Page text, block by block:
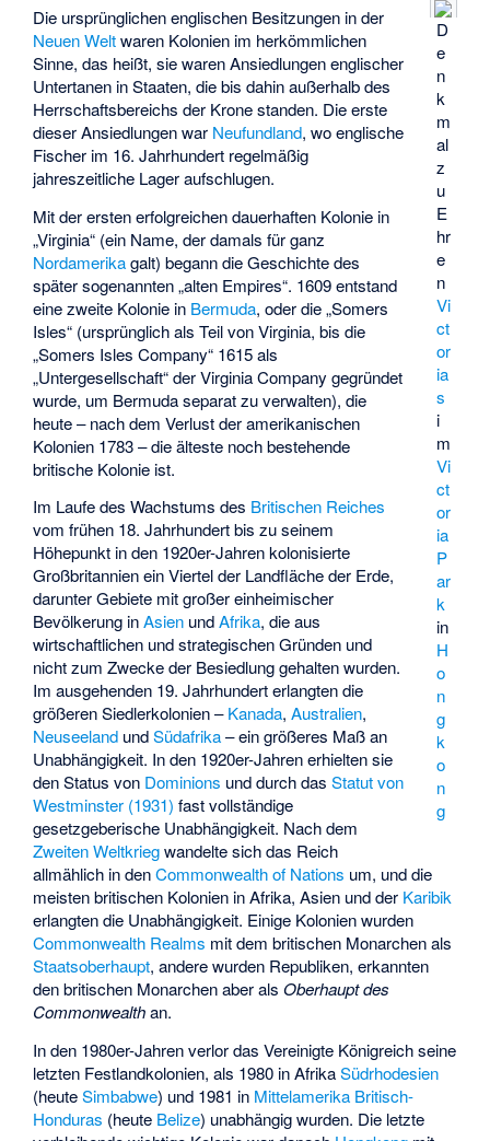
D
e
n
k
m
al
z
u
E
hr
e
n
Vi
ct
or
ia
s
i
m
Vi
ct
or
ia
P
ar
k
in
H
o
n
g
k
o
n
g
Die ursprünglichen englischen Besitzungen in der
Neuen Weltwaren Kolonien im herkömmlichen
Sinne, das heißt, sie waren Ansiedlungen englischer
Untertanen in Staaten, die bis dahin außerhalb des
Herrschaftsbereichs der Krone standen. Die erste
dieser Ansiedlungen war Neufundland, wo englische
Fischer im 16. Jahrhundert regelmäßig
jahreszeitliche Lager aufschlugen.
Mit der ersten erfolgreichen dauerhaften Kolonie in
„Virginia“ (ein Name, der damals für ganz
Nordamerikagalt) begann die Geschichte des
später sogenannten „alten Empires“. 1609 entstand
eine zweite Kolonie in Bermuda, oder die „Somers
Isles“ (ursprünglich als Teil von Virginia, bis die
„Somers Isles Company“ 1615 als
„Untergesellschaft“ der Virginia Company gegründet
wurde, um Bermuda separat zu verwalten), die
heute – nach dem Verlust der amerikanischen
Kolonien 1783 – die älteste noch bestehende
britische Kolonie ist.
Im Laufe des Wachstums des Britischen Reiches
vom frühen 18. Jahrhundert bis zu seinem
Höhepunkt in den 1920er-Jahren kolonisierte
Großbritannien ein Viertel der Landfläche der Erde,
darunter Gebiete mit großer einheimischer
Bevölkerung inAsien undAfrika, die aus
wirtschaftlichen und strategischen Gründen und
nicht zum Zwecke der Besiedlung gehalten wurden.
Im ausgehenden 19. Jahrhundert erlangten die
größeren Siedlerkolonien –Kanada,Australien,
Neuseeland undSüdafrika– ein größeres Maß an
Unabhängigkeit. In den 1920er-Jahren erhielten sie
den Status von Dominions und durch dasStatut von
Westminster (1931) fast vollständige
gesetzgeberische Unabhängigkeit. Nach dem
Zweiten Weltkriegwandelte sich das Reich
allmählich in denCommonwealth of Nations um, und die
meisten britischen Kolonien in Afrika, Asien und der Karibik
erlangten die Unabhängigkeit. Einige Kolonien wurden
Commonwealth Realms mit dem britischen Monarchen als
Staatsoberhaupt, andere wurden Republiken, erkannten
den britischen Monarchen aber alsOberhaupt des
Commonwealthan.
In den 1980er-Jahren verlor das Vereinigte Königreich seine
letzten Festlandkolonien, als 1980 in AfrikaSüdrhodesien
(heuteSimbabwe) und 1981 in Mittelamerika Britisch-
Honduras (heute Belize) unabhängig wurden. Die letzte